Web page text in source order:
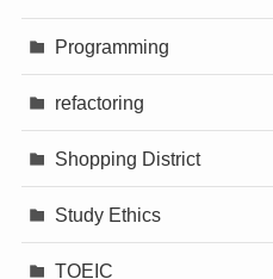
Programming
refactoring
Shopping District
Study Ethics
TOEIC